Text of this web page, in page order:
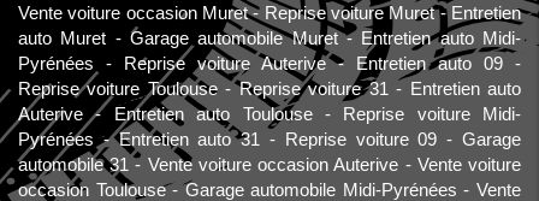
Vente voiture occasion Muret Reprise voiture Muret
Entretien
auto Muret
Garage automobile Muret
Entretien auto Midi-
Pyrénées
Reprise voiture Auterive
Entretien auto 09
Reprise voiture Toulouse
Reprise voiture 31
Entretien auto
Auterive
Entretien auto Toulouse
Reprise voiture Midi-
Pyrénées
Entretien auto 31 Reprise voiture 09
Garage
automobile 31
Vente voiture occasion Auterive
Vente voiture
occasion Toulouse
Garage automobile Midi-Pyrénées
Vente